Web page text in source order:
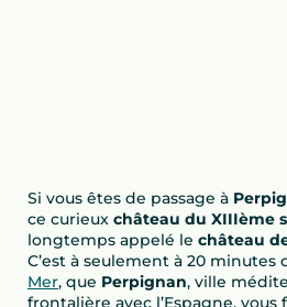
Si vous êtes de passage à
ce curieux château du XIIIème
longtemps appelé le château
C’est à seulement à 20 minutes
Mer, que Perpignan, ville
frontalière avec l’Espagne, vous